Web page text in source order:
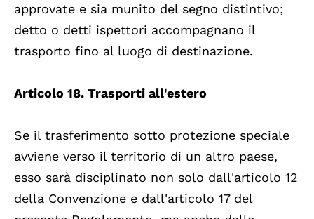
approvate e sia munito del segno distintivo;
detto o detti ispettori accompagnano il
trasporto fino al luogo di destinazione.
Articolo 18. Trasporti all'estero
Se il trasferimento sotto protezione speciale
avviene verso il territorio di un altro paese,
esso sarà disciplinato non solo dall'articolo 12
della Convenzione e dall'articolo 17 del